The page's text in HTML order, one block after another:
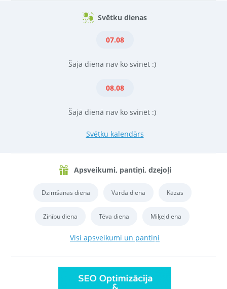
Svētku dienas
07.08
Šajā dienā nav ko svinēt :)
08.08
Šajā dienā nav ko svinēt :)
Svētku kalendārs
Apsveikumi, pantiņi, dzejoļi
Dzimšanas diena Vārda diena Kāzas
Zinību diena Tēva diena Miķeļdiena
Visi apsveikumi un pantiņi